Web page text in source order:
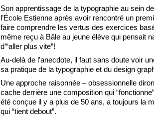
Son apprentissage de la typographie au sein
l’École Estienne après avoir rencontré un
faire comprendre les vertus des exercices
même reçu à Bâle au jeune élève qui pensait
d’“aller plus vite”!
Au-delà de l’anecdote, il faut sans doute voir
sa pratique de la typographie et du design
Une approche raisonnée – obsessionnelle
cache derrière une composition qui
été conçue il y a plus de 50 ans, a toujours la
qui “tient debout”.